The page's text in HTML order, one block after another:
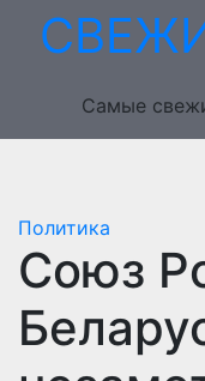
Перейти
Самые
Политика
Союз